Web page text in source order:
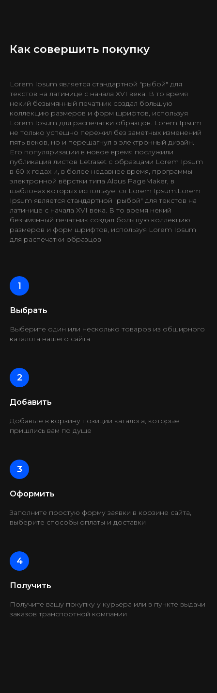
Как совершить покупку
Lorem Ipsum является стандартной "рыбой" для
текстов на латинице с начала XVI века. В то время
некий безымянный печатник создал большую
коллекцию размеров и форм шрифтов, используя
Lorem Ipsum для распечатки образцов. Lorem Ipsum
не только успешно пережил без заметных изменений
пять веков, но и перешагнул в электронный дизайн.
Его популяризации в новое время послужили
публикация листов Letraset с образцами Lorem Ipsum
в 60-х годах и, в более недавнее время, программы
электронной вёрстки типа Aldus PageMaker, в
шаблонах которых используется Lorem Ipsum.Lorem
Ipsum является стандартной "рыбой" для текстов на
латинице с начала XVI века. В то время некий
безымянный печатник создал большую коллекцию
размеров и форм шрифтов, используя Lorem Ipsum
для распечатки образцов
Выбрать
Выберите один или несколько товаров из обширного
каталога нашего сайта
Добавить
Добавьте в корзину позиции каталога, которые
пришлись вам по душе
Оформить
Заполните простую форму заявки в корзине сайта,
выберите способы оплаты и доставки
Получить
Получите вашу покупку у курьера или в пункте выдачи
заказов транспортной компании